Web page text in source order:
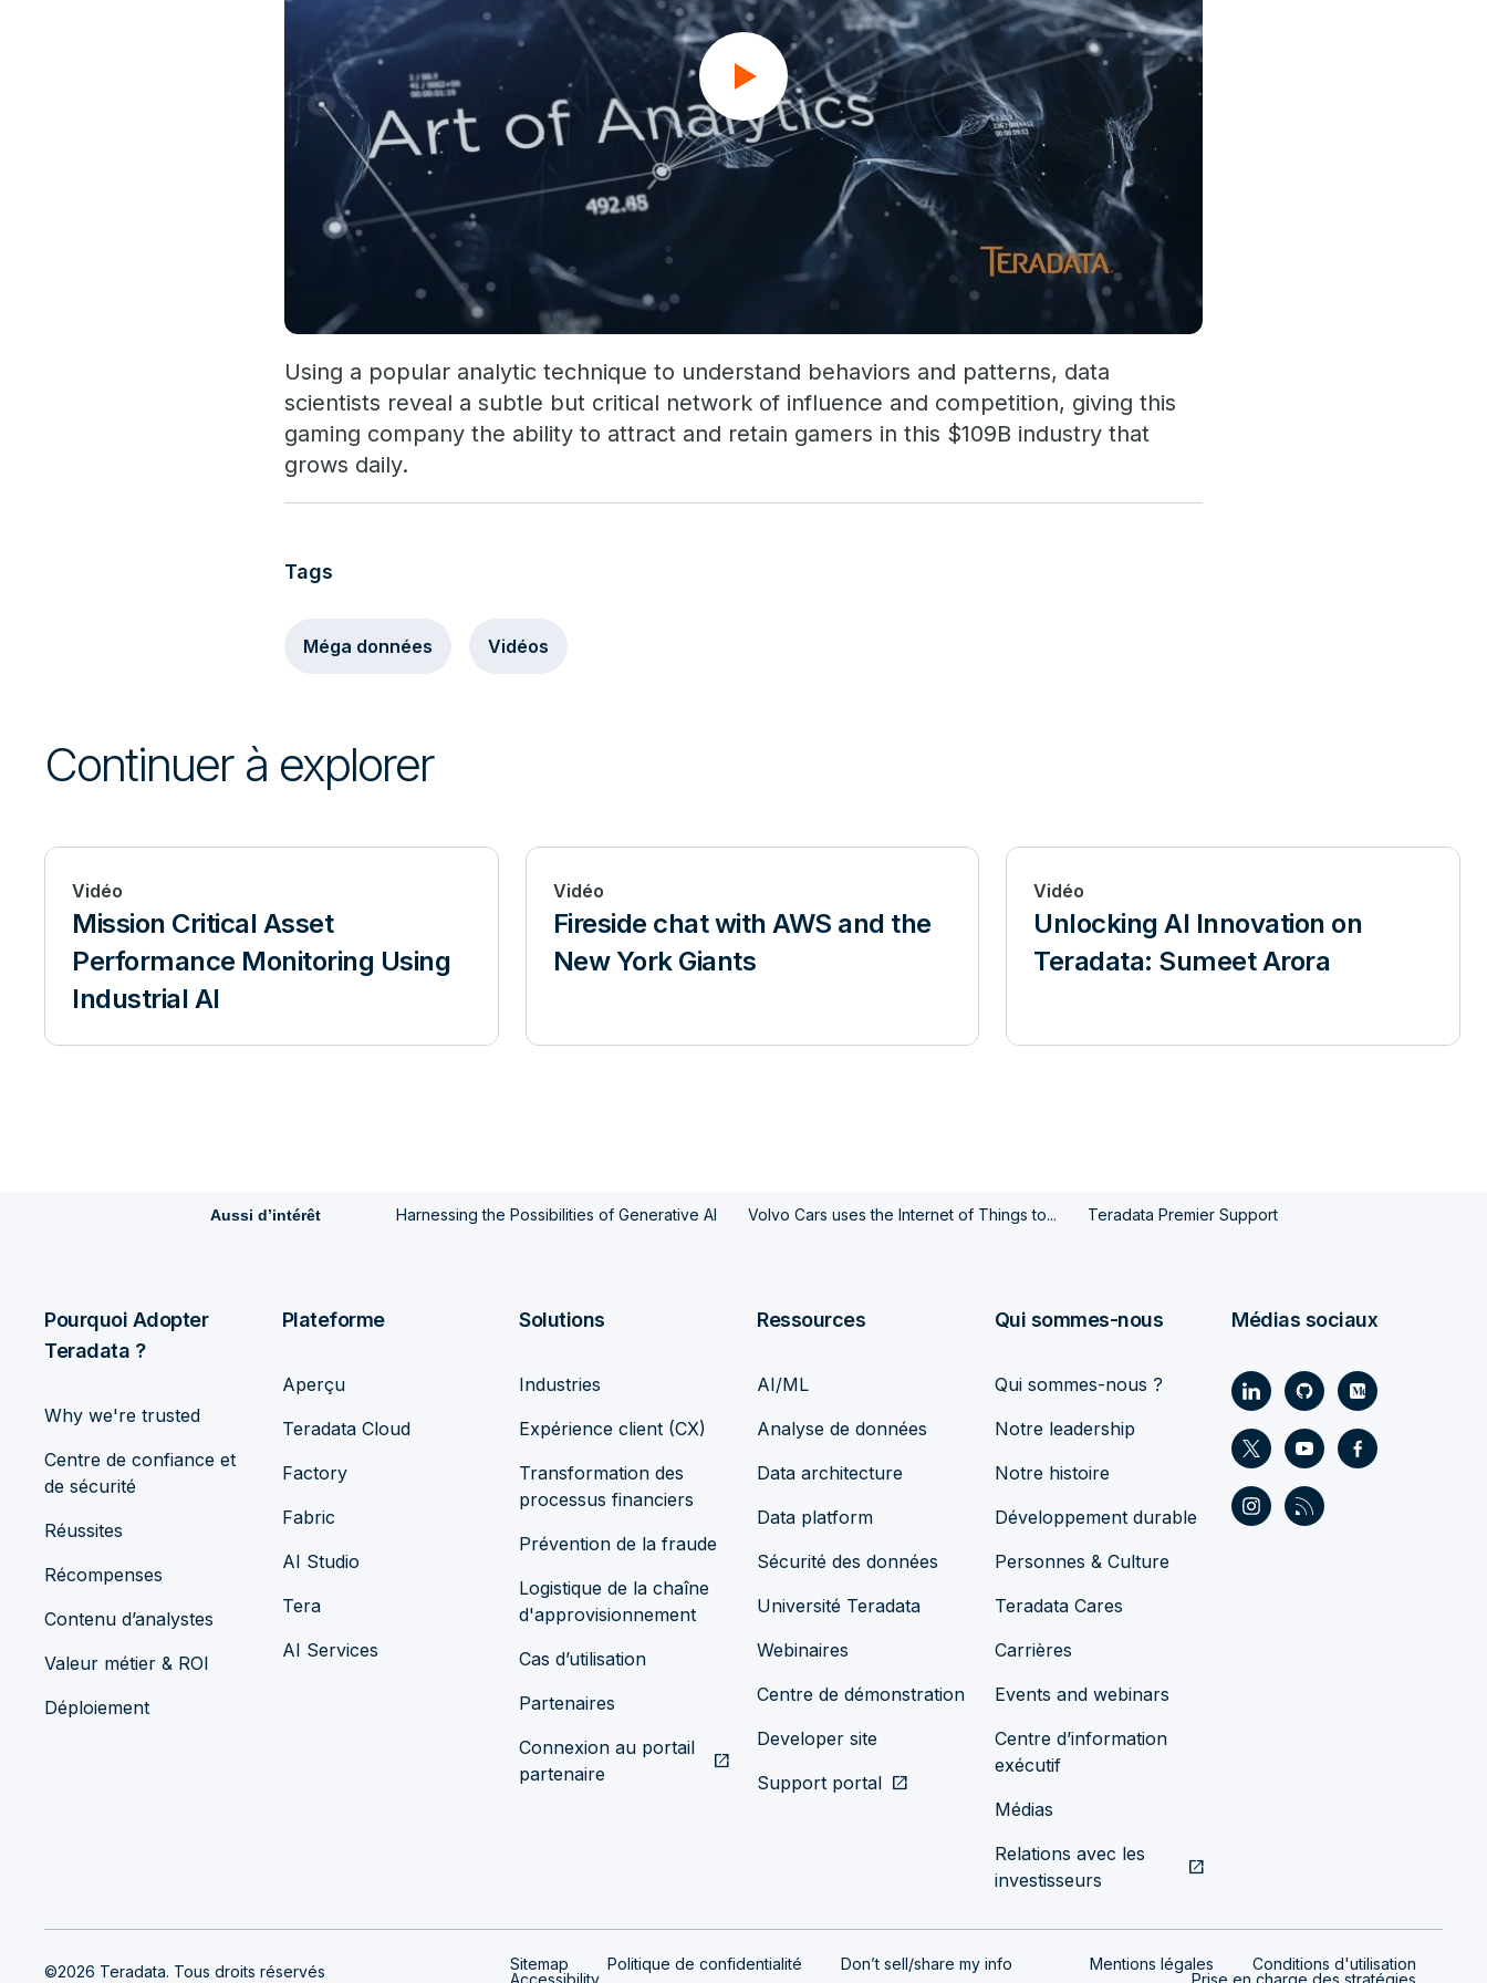
Using a popular analytic technique to understand behaviors and patterns, data
scientists reveal a subtle but critical network of influence and competition, giving this
gaming company the ability to attract and retain gamers in this $109B industry that
grows daily.
Tags
Méga données Vidéos
Continuer à explorer
Vidéo
Mission Critical Asset
Performance Monitoring Using
Industrial AI
Vidéo
Fireside chat with AWS and the
New York Giants
Vidéo
Unlocking AI Innovation on
Teradata: Sumeet Arora
Aussi d’intérêt Harnessing the Possibilities of Generative AI Volvo Cars uses the Internet of Things to... Teradata Premier Support
Pourquoi Adopter
Teradata ?
Why we're trusted
Centre de confiance et
de sécurité
Réussites
Récompenses
Contenu d’analystes
Valeur métier & ROI
Déploiement
Plateforme
Aperçu
Teradata Cloud
Factory
Fabric
AI Studio
Tera
AI Services
Solutions
Industries
Expérience client (CX)
Transformation des
processus financiers
Prévention de la fraude
Logistique de la chaîne
d'approvisionnement
Cas d’utilisation
Partenaires
Connexion au portail
partenaire
open_in_new
Ressources
AI/ML
Analyse de données
Data architecture
Data platform
Sécurité des données
Université Teradata
Webinaires
Centre de démonstration
Developer site
Support portal open_in_new
Qui sommes-nous
Qui sommes-nous ?
Notre leadership
Notre histoire
Développement durable
Personnes & Culture
Teradata Cares
Carrières
Events and webinars
Centre d’information
exécutif
Médias
Relations avec les
investisseurs
open_in_new
Médias sociaux
©2026 Teradata. Tous droits réservés Sitemap Politique de confidentialité Don’t sell/share my info Mentions légales
Conditions d'utilisation